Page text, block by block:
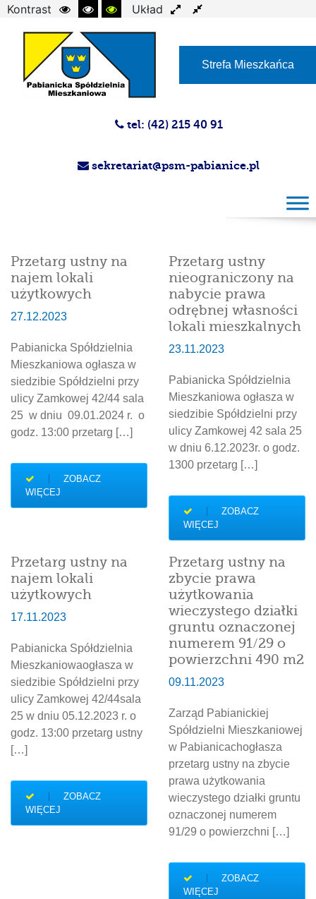
Kontrast
Układ
Strefa Mieszkańca
tel: (42) 215 40 91
sekretariat@psm-pabianice.pl
Przetarg ustny na
najem lokali
użytkowych
27.12.2023
Pabianicka Spółdzielnia
Mieszkaniowa ogłasza w
siedzibie Spółdzielni przy
ulicy Zamkowej 42/44 sala
25 w dniu 09.01.2024 r. o
godz. 13:00 przetarg […]
ZOBACZ
WIĘCEJ
Przetarg ustny
nieograniczony na
nabycie prawa
odrębnej własności
lokali mieszkalnych
23.11.2023
Pabianicka Spółdzielnia
Mieszkaniowa ogłasza w
siedzibie Spółdzielni przy
ulicy Zamkowej 42 sala 25
w dniu 6.12.2023r. o godz.
1300 przetarg […]
ZOBACZ
WIĘCEJ
Przetarg ustny na
najem lokali
użytkowych
17.11.2023
Pabianicka Spółdzielnia
Mieszkaniowaogłasza w
siedzibie Spółdzielni przy
ulicy Zamkowej 42/44sala
25 w dniu 05.12.2023 r. o
godz. 13:00 przetarg ustny
[…]
ZOBACZ
WIĘCEJ
Przetarg ustny na
zbycie prawa
użytkowania
wieczystego działki
gruntu oznaczonej
numerem 91/29 o
powierzchni 490 m2
09.11.2023
Zarząd Pabianickiej
Spółdzielni Mieszkaniowej
w Pabianicachogłasza
przetarg ustny na zbycie
prawa użytkowania
wieczystego działki gruntu
oznaczonej numerem
91/29 o powierzchni […]
ZOBACZ
WIĘCEJ